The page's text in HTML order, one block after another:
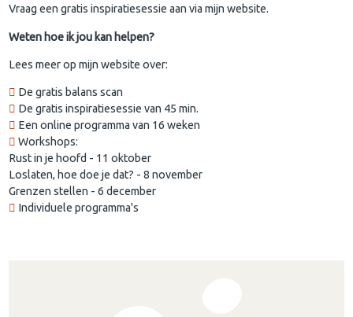
Vraag een gratis inspiratiesessie aan via mijn website.
Weten hoe ik jou kan helpen?
Lees meer op mijn website over:
De gratis balans scan
De gratis inspiratiesessie van 45 min.
Een online programma van 16 weken
Workshops:
Rust in je hoofd - 11 oktober
Loslaten, hoe doe je dat? - 8 november
Grenzen stellen - 6 december
Individuele programma's